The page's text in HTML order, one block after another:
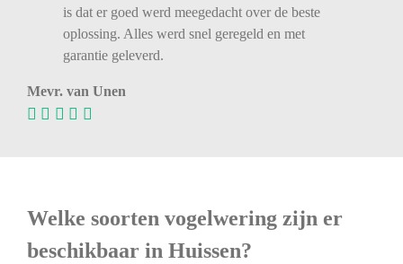
is dat er goed werd meegedacht over de beste
oplossing. Alles werd snel geregeld en met
garantie geleverd.
Mevr. van Unen
Welke soorten vogelwering zijn er
beschikbaar in Huissen?